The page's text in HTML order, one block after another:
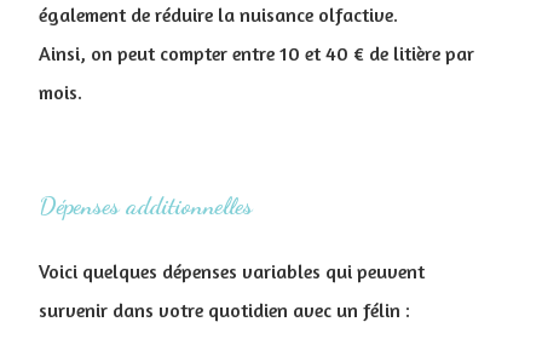
également de réduire la nuisance olfactive.
Ainsi, on peut compter entre 10 et 40 € de litière par
mois.
Dépenses additionnelles
Voici quelques dépenses variables qui peuvent
survenir dans votre quotidien avec un félin :